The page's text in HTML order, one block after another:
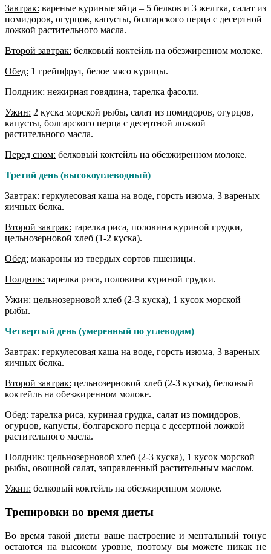
Завтрак: вареные куриные яйца – 5 белков и 3 желтка, салат из
помидоров, огурцов, капусты, болгарского перца с десертной
ложкой растительного масла.
Второй завтрак: белковый коктейль на обезжиренном молоке.
Обед: 1 грейпфрут, белое мясо курицы.
Полдник: нежирная говядина, тарелка фасоли.
Ужин: 2 куска морской рыбы, салат из помидоров, огурцов,
капусты, болгарского перца с десертной ложкой
растительного масла.
Перед сном: белковый коктейль на обезжиренном молоке.
Третий день (высокоуглеводный)
Завтрак: геркулесовая каша на воде, горсть изюма, 3 вареных
яичных белка.
Второй завтрак: тарелка риса, половина куриной грудки,
цельнозерновой хлеб (1-2 куска).
Обед: макароны из твердых сортов пшеницы.
Полдник: тарелка риса, половина куриной грудки.
Ужин: цельнозерновой хлеб (2-3 куска), 1 кусок морской
рыбы.
Четвертый день (умеренный по углеводам)
Завтрак: геркулесовая каша на воде, горсть изюма, 3 вареных
яичных белка.
Второй завтрак: цельнозерновой хлеб (2-3 куска), белковый
коктейль на обезжиренном молоке.
Обед: тарелка риса, куриная грудка, салат из помидоров,
огурцов, капусты, болгарского перца с десертной ложкой
растительного масла.
Полдник: цельнозерновой хлеб (2-3 куска), 1 кусок морской
рыбы, овощной салат, заправленный растительным маслом.
Ужин: белковый коктейль на обезжиренном молоке.
Тренировки во время диеты
Во время такой диеты ваше настроение и ментальный тонус
остаются на высоком уровне, поэтому вы можете никак не